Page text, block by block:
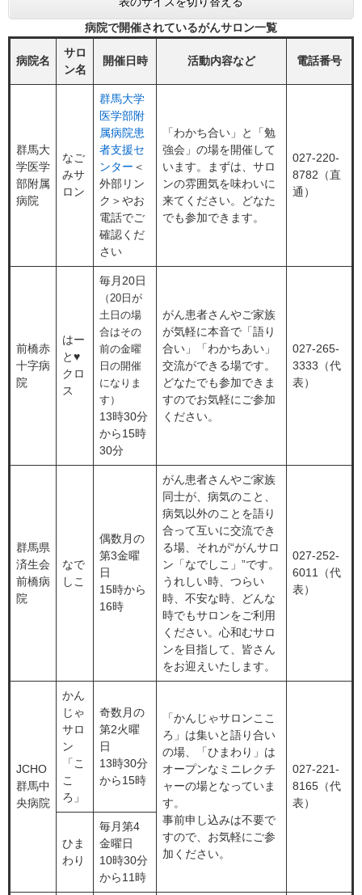
病院で開催されているがんサロン一覧
病院名
サロ
ン名
開催日時 活動内容など 電話番号
群馬大
学医学
部附属
病院
なご
みサ
ロン
群馬大学
医学部附
属病院患
者支援セ
ンター ＜
外部リン
ク＞やお
電話でご
確認くだ
さい
「わかち合い」と「勉
強会」の場を開催して
います。まずは、サロ
ンの雰囲気を味わいに
来てください。どなた
でも参加できます。
027-220-
8782（直
通）
前橋赤
十字病
院
はー
と♥
クロ
ス
毎月20日
（20日が
土日の場
合はその
前の金曜
日の開催
になりま
す）
13時30分
から15時
30分
がん患者さんやご家族
が気軽に本音で「語り
合い」「わかちあい」
交流ができる場です。
どなたでも参加できま
すのでお気軽にご参加
ください。
027-265-
3333（代
表）
群馬県
済生会
前橋病
院
なで
しこ
偶数月の
第3金曜
日
15時から
16時
がん患者さんやご家族
同士が、病気のこと、
病気以外のことを語り
合って互いに交流でき
る場、それが“がんサロ
ン「なでしこ」”です。
うれしい時、つらい
時、不安な時、どんな
時でもサロンをご利用
ください。心和むサロ
ンを目指して、皆さん
をお迎えいたします。
027-252-
6011（代
表）
JCHO
群馬中
央病院
かん
じゃ
サロ
ン
「こ
こ
ろ」
奇数月の
第2火曜
日
13時30分
から15時
「かんじゃサロンここ
ろ」は集いと語り合い
の場、「ひまわり」は
オープンなミニレクチ
ャーの場となっていま
す。
事前申し込みは不要で
すので、お気軽にご参
加ください。
027-221-
8165（代
表）
ひま
わり
毎月第4
金曜日
10時30分
から11時